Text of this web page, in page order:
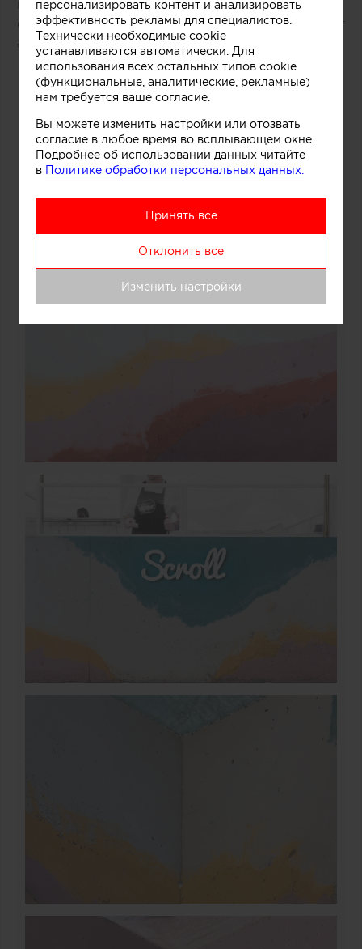
которого перемешивание слоев фруктов, ягод,
орехов и ароматических добавок», рассказывают
авторы этого небольшого проекта.
персонализировать контент и анализировать
эффективность рекламы для специалистов.
Технически необходимые cookie
устанавливаются автоматически. Для
использования всех остальных типов cookie
(функциональные, аналитические, рекламные)
нам требуется ваше согласие.
Вы можете изменить настройки или отозвать
согласие в любое время во всплывающем окне.
Подробнее об использовании данных читайте
в Политике обработки персональных данных.
Принять все
Отклонить все
Изменить настройки